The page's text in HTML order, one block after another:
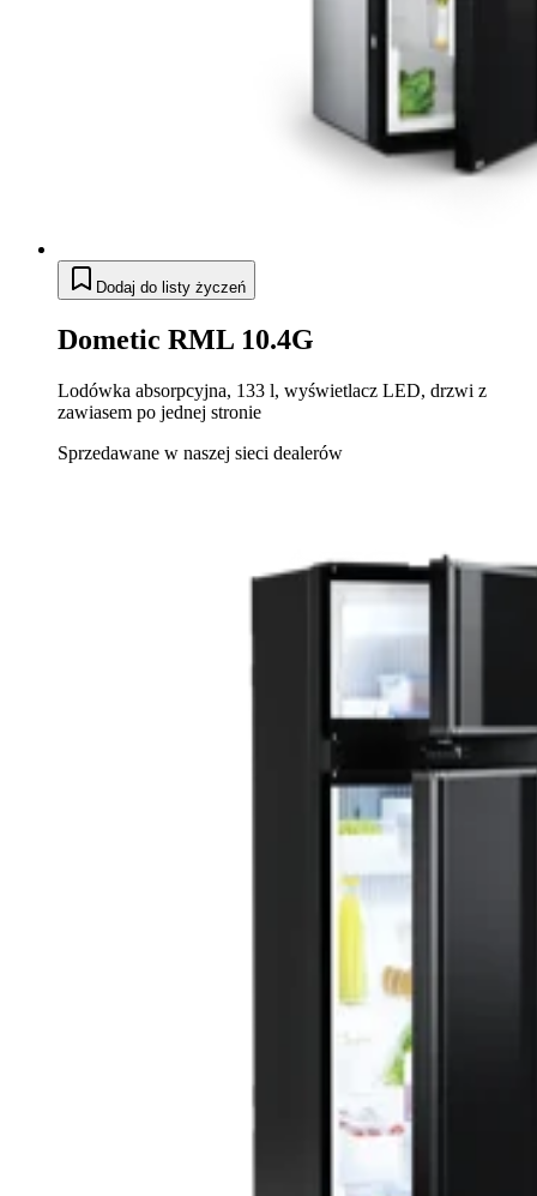
Dodaj do listy życzeń
Dometic RML 10.4G
Lodówka absorpcyjna, 133 l, wyświetlacz LED, drzwi z
zawiasem po jednej stronie
Sprzedawane w naszej sieci dealerów